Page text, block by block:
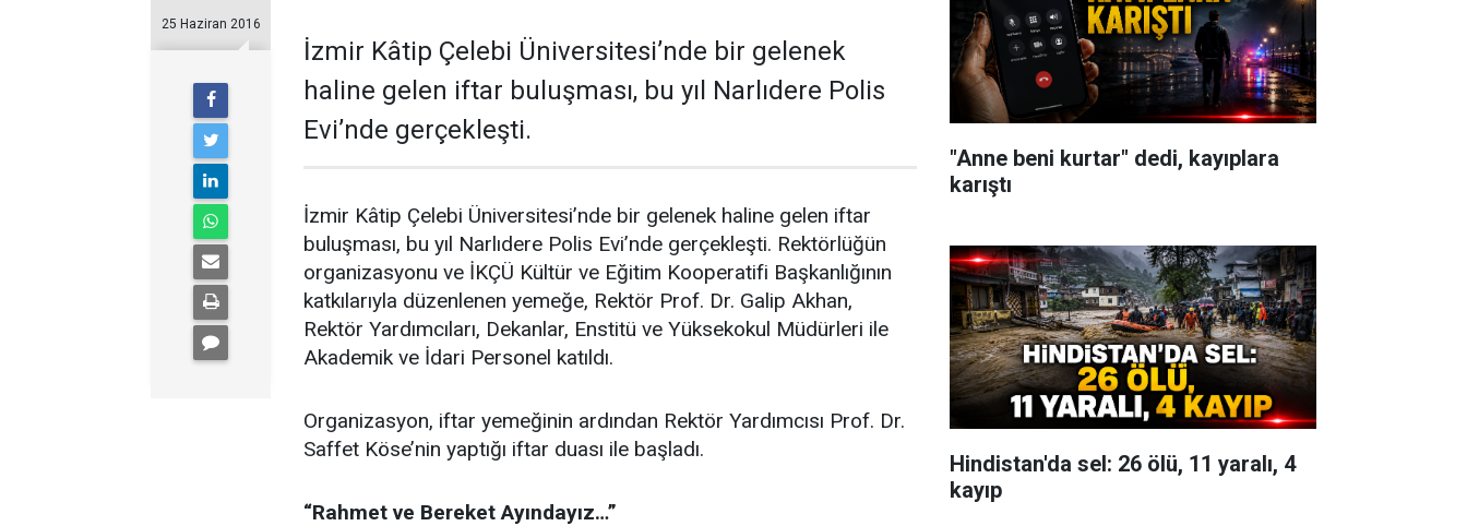
25 Haziran 2016
İzmir Kâtip Çelebi Üniversitesi’nde bir gelenek
haline gelen iftar buluşması, bu yıl Narlıdere Polis
Evi’nde gerçekleşti.
İzmir Kâtip Çelebi Üniversitesi’nde bir gelenek haline gelen iftar
buluşması, bu yıl Narlıdere Polis Evi’nde gerçekleşti. Rektörlüğün
organizasyonu ve İKÇÜ Kültür ve Eğitim Kooperatifi Başkanlığının
katkılarıyla düzenlenen yemeğe, Rektör Prof. Dr. Galip Akhan,
Rektör Yardımcıları, Dekanlar, Enstitü ve Yüksekokul Müdürleri ile
Akademik ve İdari Personel katıldı.
Organizasyon, iftar yemeğinin ardından Rektör Yardımcısı Prof. Dr.
Saffet Köse’nin yaptığı iftar duası ile başladı.
“Rahmet ve Bereket Ayındayız…”
"Anne beni kurtar" dedi, kayıplara
karıştı
Hindistan'da sel: 26 ölü, 11 yaralı, 4
kayıp